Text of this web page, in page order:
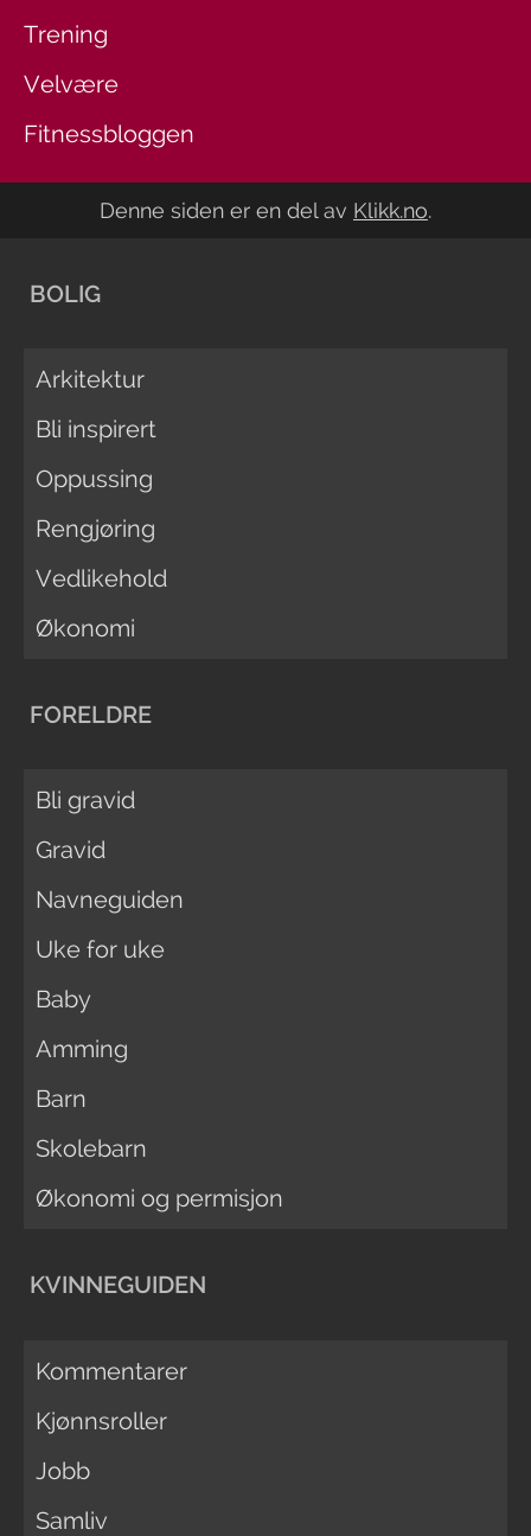
Trening
Velvære
Fitnessbloggen
Denne siden er en del av Klikk.no.
BOLIG
Arkitektur
Bli inspirert
Oppussing
Rengjøring
Vedlikehold
Økonomi
FORELDRE
Bli gravid
Gravid
Navneguiden
Uke for uke
Baby
Amming
Barn
Skolebarn
Økonomi og permisjon
KVINNEGUIDEN
Kommentarer
Kjønnsroller
Jobb
Samliv